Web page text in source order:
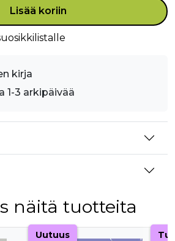
Lisää koriin
kirja
1-3 arkipäivää
näitä tuotteita
Uutuus